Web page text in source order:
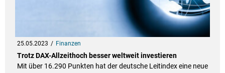
25.05.2023 Finanzen
Trotz DAX-Allzeithoch besser weltweit investieren
Mit über 16.290 Punkten hat der deutsche Leitindex eine neue